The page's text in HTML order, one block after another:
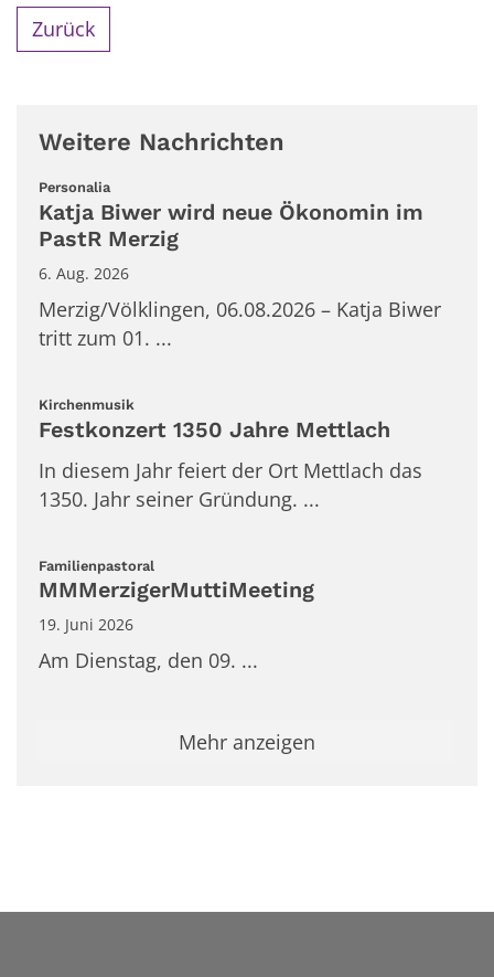
Zurück
Weitere Nachrichten
Personalia:
Katja Biwer wird neue Ökonomin im
PastR Merzig
6. Aug. 2026
Merzig/Völklingen, 06.08.2026 – Katja Biwer
tritt zum 01. ...
Kirchenmusik
Festkonzert 1350 Jahre Mettlach
In diesem Jahr feiert der Ort Mettlach das
1350. Jahr seiner Gründung. ...
Familienpastoral
MMMerzigerMuttiMeeting
19. Juni 2026
Am Dienstag, den 09. ...
Mehr anzeigen